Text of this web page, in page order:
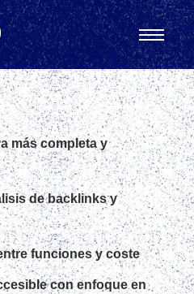
más completa y
de backlinks y
funciones y coste
con enfoque en